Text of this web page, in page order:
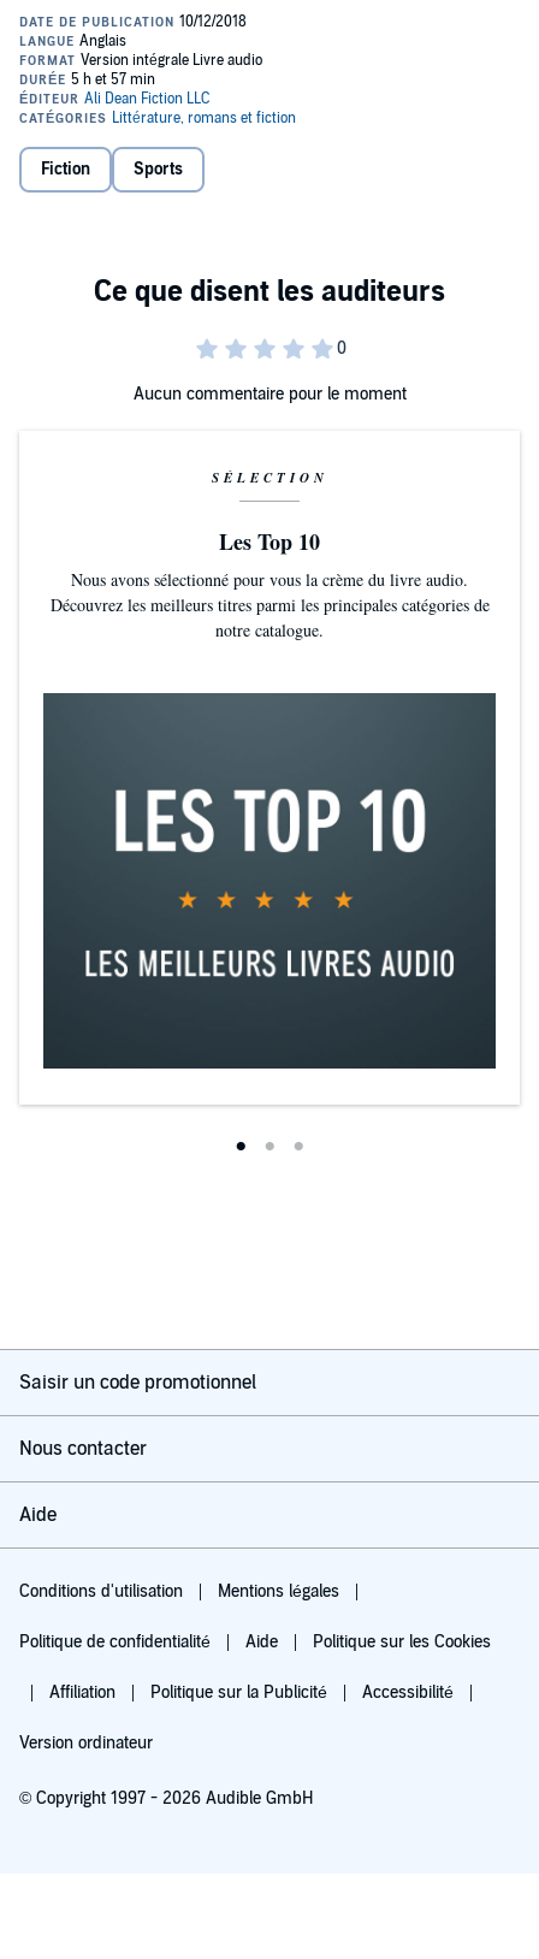
Pushing myself in the pool, struggling to keep up with my twin
sister, it’s what keeps me from losing myself entirely. Swimming
isn’t my passion. It’s my source of stability. When I find the courage
to finally start pushing my boundaries, I discover success in ways I
never imagined, both in and out of the water.
When Jack resurfaces, I'm forced to decide between facing my fears
Fiction Sports
Aucun commentaire pour le moment
SÉLECTION
Les Top 10
Nous avons sélectionné pour vous la crème du livre audio.
Découvrez les meilleurs titres parmi les principales catégories de
notre catalogue.
Saisir un code promotionnel
Nous contacter
Aide
Conditions d'utilisation Mentions légales
Politique de confidentialité Aide Politique sur les Cookies
Affiliation Politique sur la Publicité Accessibilité
Version ordinateur
© Copyright 1997 - 2026 Audible GmbH